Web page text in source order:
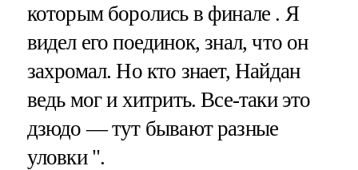
которым боролись в финале . Я
видел его поединок, знал, что он
захромал. Но кто знает, Найдан
ведь мог и хитрить. Все-таки это
дзюдо — тут бывают разные
уловки ".